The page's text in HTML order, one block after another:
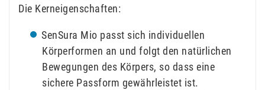
Die Kerneigenschaften:
SenSura Mio passt sich individuellen
Körperformen an und folgt den natürlichen
Bewegungen des Körpers, so dass eine
sichere Passform gewährleistet ist.